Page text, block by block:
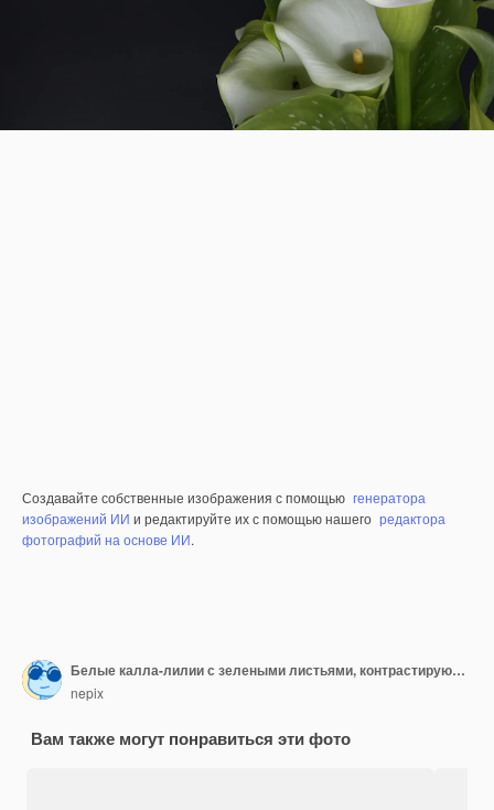
Создавайте собственные изображения с помощью генератора
изображений ИИ и редактируйте их с помощью нашего редактора
фотографий на основе ИИ.
Белые калла-лилии с зелеными листьями, контрастирующими с темным фоном
nepix
Вам также могут понравиться эти фото